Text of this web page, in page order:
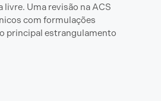
Uma revisão na ACS
com formulações
principal estrangulamento